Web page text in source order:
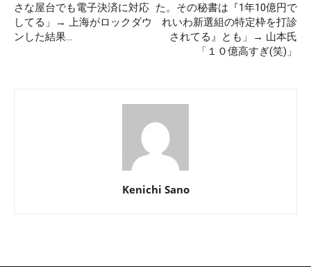
さな屋台でも電子決済に対応
してる」→ 上海がロックダウ
ンした結果…
た。その秘書は『1年10億円で
れいわ新選組の特定枠を打診
されてる』とも」→ 山本氏
「１０億高すぎ(笑)」
Kenichi Sano